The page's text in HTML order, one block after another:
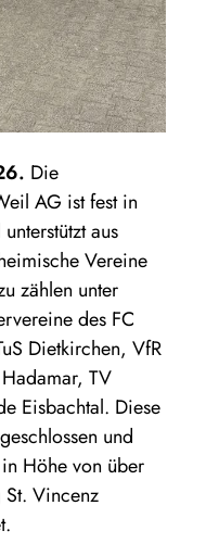
Die
AG ist fest in
aus
Vereine
zählen unter
des FC
Dietkirchen, VfR
TV
Eisbachtal. Diese
und
Höhe von über
Vincenz